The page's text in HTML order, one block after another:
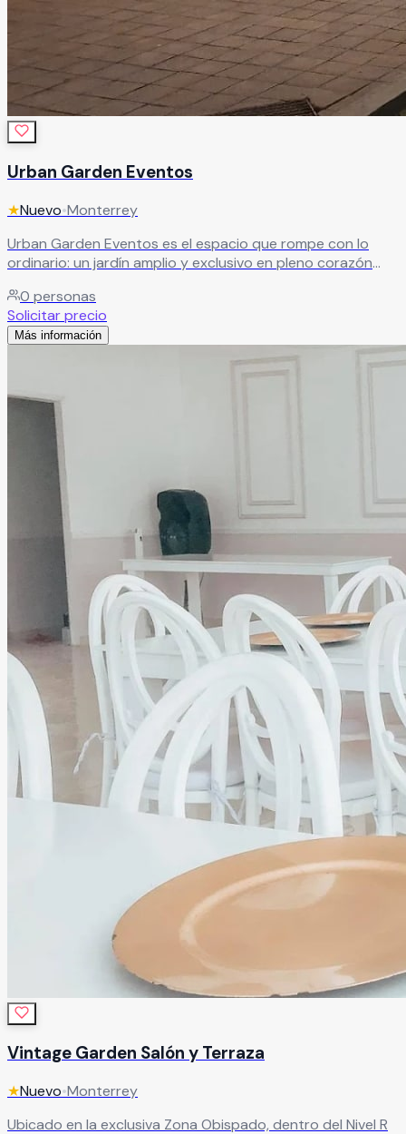
Urban Garden Eventos
★Nuevo•Monterrey
Urban Garden Eventos es el espacio que rompe con lo
ordinario: un jardín amplio y exclusivo en pleno corazón
comodidad y sofisticación de la ciudad.
0 personas
Solicitar precio
Más información
Vintage Garden Salón y Terraza
★Nuevo•Monterrey
Ubicado en la exclusiva Zona Obispado, dentro del Nivel R